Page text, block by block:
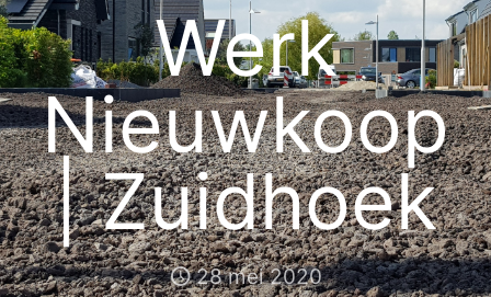
Werk
Nieuwkoop
| Zuidhoek
28 mei 2020